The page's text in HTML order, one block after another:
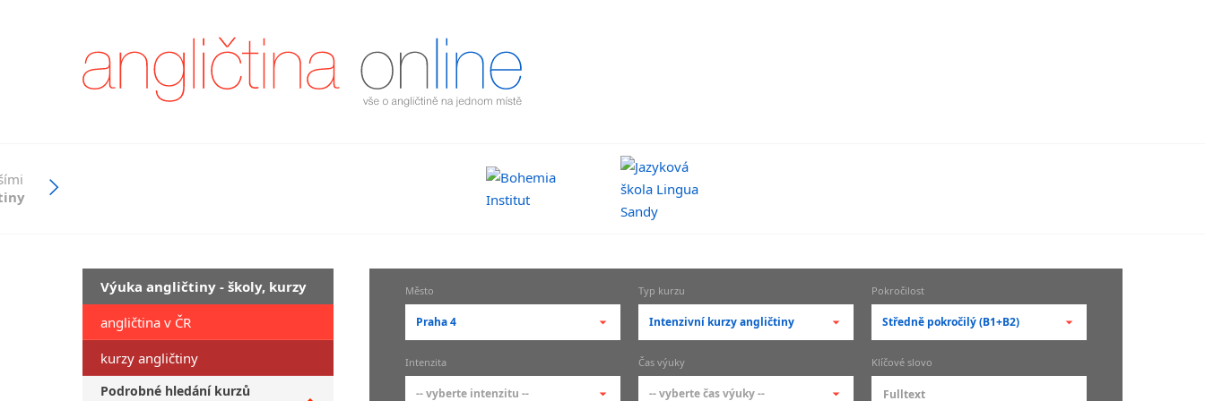
Výuka angličtiny - školy, kurzy
angličtina v ČR
kurzy angličtiny
Podrobné hledání kurzů
Město
Praha 4
-- vyberte město --
pražské městské části
Typ kurzu
Intenzivní kurzy angličtiny
-- vyberte typ --
základní členění kurzů
Pokročilost
Středně pokročilý (B1+B2)
-- vyberte pokročilost --
Intenzita
-- vyberte intenzitu --
Čas výuky
-- vyberte čas výuky --
Klíčové slovo